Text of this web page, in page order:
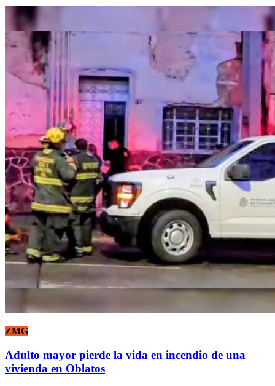
ZMG
Adulto mayor pierde la vida en incendio de una
vivienda en Oblatos